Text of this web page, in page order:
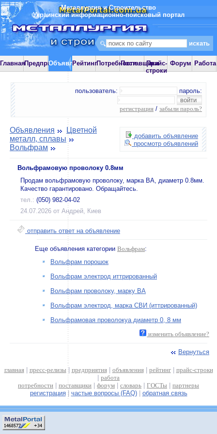
Металлургия и Строительство
Украинский информационно-поисковый портал
ГлавнаяПредприятияОбъявления
РейтингПотребностиПоставщики
Прайс-
строки
Форум Работа
пользователь: пароль:
регистрация / забыли пароль?
добавить объявление
просмотр объявлений
Объявления
Цветной
металл, сплавы
Вольфрам
Вольфрамовую проволоку 0.8мм
Продам вольфрамовую проволоку, марка ВА, диаметр 0.8мм.
Качество гарантировано. Обращайтесь.
тел.: (050) 982-04-02
24.07.2026 от Андрей, Киев
отправить ответ на объявление
Еще объявления категории Вольфрам:
Вольфрам порошок
Вольфрам электрод иттрированный
Вольфрам проволоку, марку ВА
Вольфрам электрод, марка СВИ (иттрированный)
Вольфрамовая проволокуа диаметр 0, 8 мм
изменить объявление?
Вернуться
главная| пресс-релизы | предприятия| объявления| рейтинг| прайс-строки
работа
потребности
поставщики форум словарь ГОСТы
партнеры
регистрация| частые вопросы (FAQ)| обратная связь